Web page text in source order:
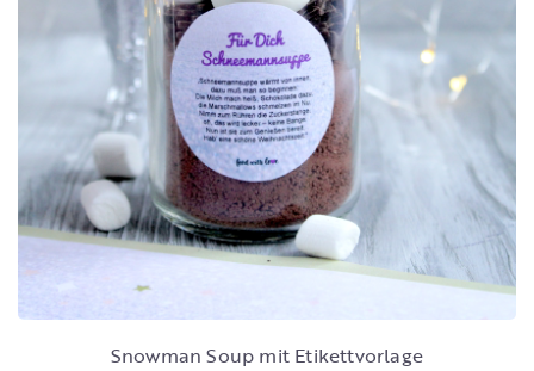
Snowman Soup mit Etikettvorlage